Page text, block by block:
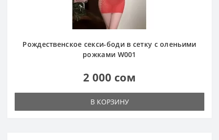
Рождественское секси-боди в сетку с оленьими
рожками W001
2 000 сом
В КОРЗИНУ